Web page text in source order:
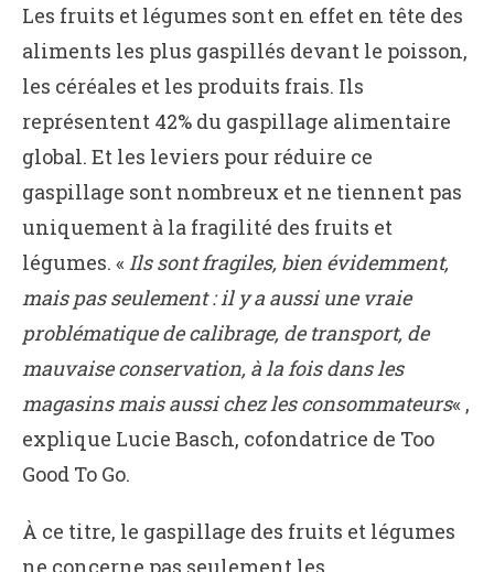
Les fruits et légumes sont en effet en tête des
aliments les plus gaspillés devant le poisson,
les céréales et les produits frais. Ils
représentent 42% du gaspillage alimentaire
global. Et les leviers pour réduire ce
gaspillage sont nombreux et ne tiennent pas
uniquement à la fragilité des fruits et
légumes. « Ils sont fragiles, bien évidemment,
mais pas seulement : il y a aussi une vraie
problématique de calibrage, de transport, de
mauvaise conservation, à la fois dans les
magasins mais aussi chez les consommateurs« ,
explique Lucie Basch, cofondatrice de Too
Good To Go.
À ce titre, le gaspillage des fruits et légumes
ne concerne pas seulement les